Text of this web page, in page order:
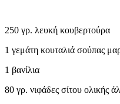
250 γρ. λευκή κουβερτούρα
1 γεμάτη κουταλιά σούπας
1 βανίλια
80 γρ. νιφάδες σίτου ολικής